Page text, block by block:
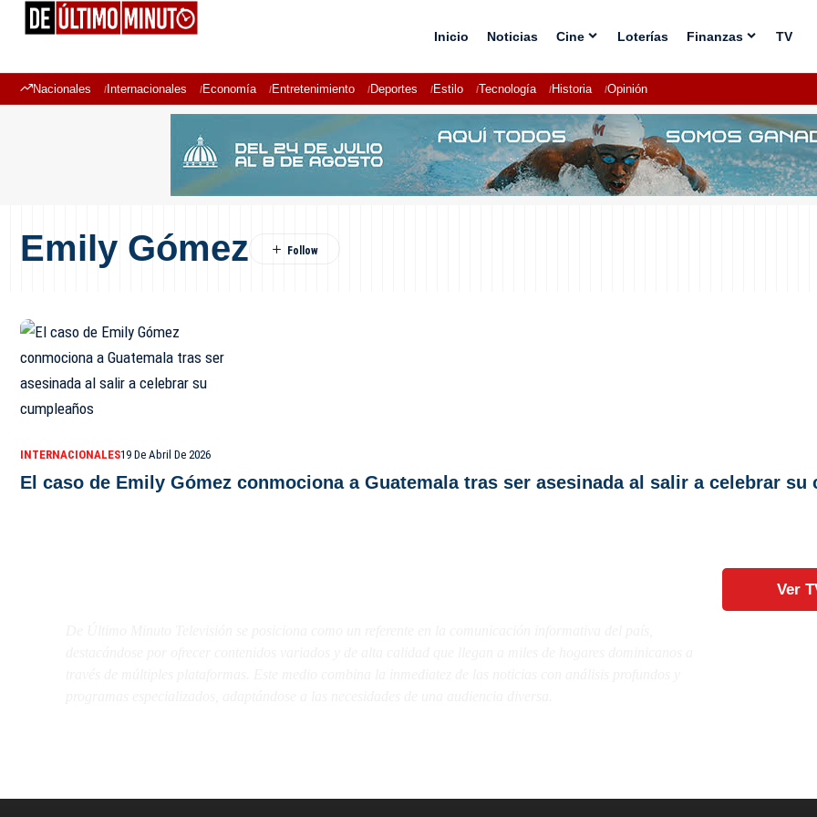
Inicio Noticias Cine Loterías Finanzas TV
Nacionales Internacionales Economía Entretenimiento Deportes Estilo Tecnología Historia Opinión
Emily Gómez
INTERNACIONALES19 De Abril De 2026
El caso de Emily Gómez conmociona a Guatemala tras ser asesinada al salir a celebrar su
Ver